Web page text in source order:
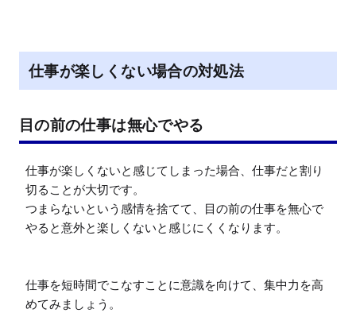
仕事が楽しくない場合の対処法
目の前の仕事は無心でやる
仕事が楽しくないと感じてしまった場合、仕事だと割り
切ることが大切です。
つまらないという感情を捨てて、目の前の仕事を無心で
やると意外と楽しくないと感じにくくなります。
仕事を短時間でこなすことに意識を向けて、集中力を高
めてみましょう。